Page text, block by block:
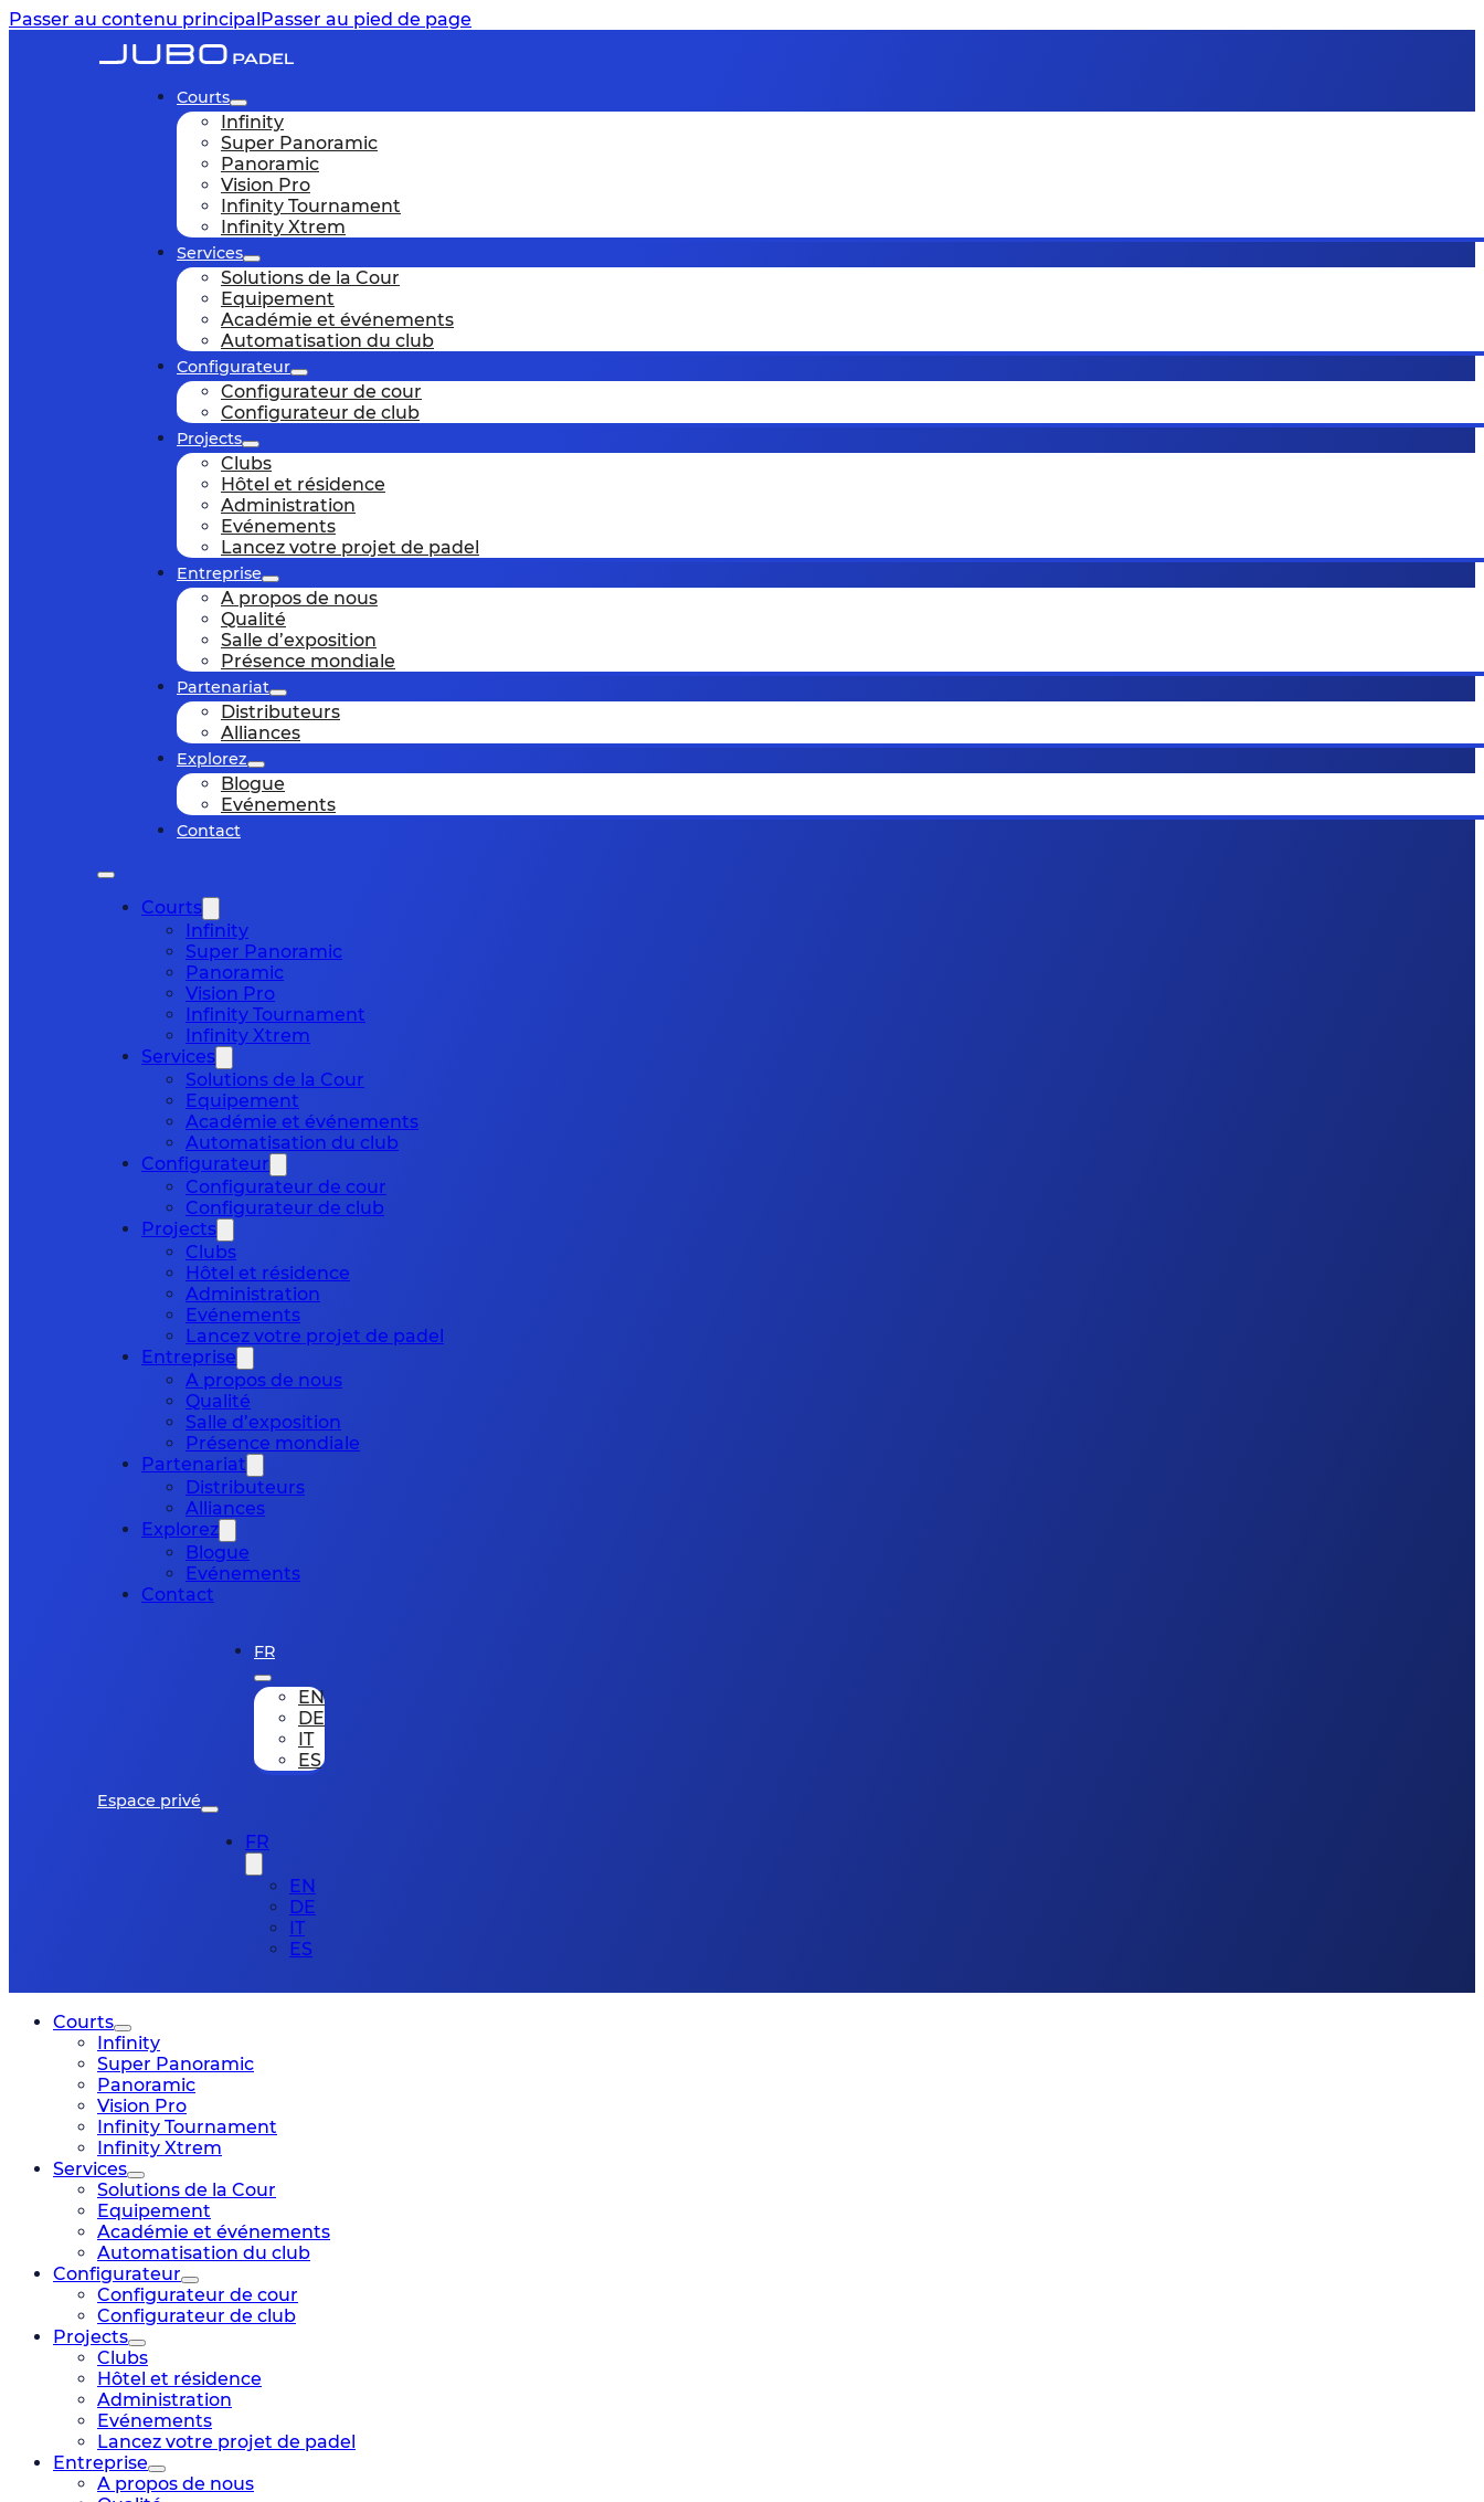
Passer au contenu principalPasser au pied de page
Courts
Infinity
Super Panoramic
Panoramic
Vision Pro
Infinity Tournament
Infinity Xtrem
Services
Solutions de la Cour
Equipement
Académie et événements
Automatisation du club
Configurateur
Configurateur de cour
Configurateur de club
Projects
Clubs
Hôtel et résidence
Administration
Evénements
Lancez votre projet de padel
Entreprise
A propos de nous
Qualité
Salle d’exposition
Présence mondiale
Partenariat
Distributeurs
Alliances
Explorez
Blogue
Evénements
Contact
Courts
Infinity
Super Panoramic
Panoramic
Vision Pro
Infinity Tournament
Infinity Xtrem
Services
Solutions de la Cour
Equipement
Académie et événements
Automatisation du club
Configurateur
Configurateur de cour
Configurateur de club
Projects
Clubs
Hôtel et résidence
Administration
Evénements
Lancez votre projet de padel
Entreprise
A propos de nous
Qualité
Salle d’exposition
Présence mondiale
Partenariat
Distributeurs
Alliances
Explorez
Blogue
Evénements
Contact
Espace privé
FR
EN
DE
IT
ES
FR
EN
DE
IT
ES
Courts
Infinity
Super Panoramic
Panoramic
Vision Pro
Infinity Tournament
Infinity Xtrem
Services
Solutions de la Cour
Equipement
Académie et événements
Automatisation du club
Configurateur
Configurateur de cour
Configurateur de club
Projects
Clubs
Hôtel et résidence
Administration
Evénements
Lancez votre projet de padel
Entreprise
A propos de nous